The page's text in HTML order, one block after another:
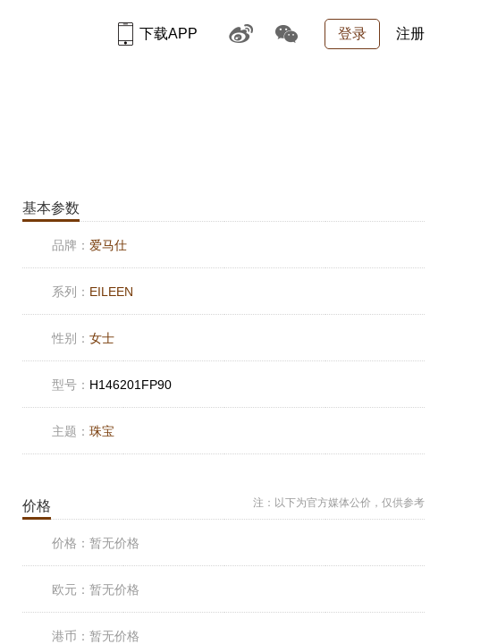
登录 注册
下载APP
基本参数
品牌： 爱马仕
系列： EILEEN
性别： 女士
型号： H146201FP90
主题： 珠宝
价格 注：以下为官方媒体公价，仅供参考
价格： 暂无价格
欧元： 暂无价格
港币： 暂无价格